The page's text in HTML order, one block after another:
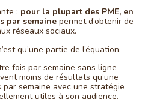
: pour la plupart des PME, en
par semaine permet d’obtenir de
réseaux sociaux.
qu’une partie de l’équation.
fois par semaine sans ligne
moins de résultats qu’une
semaine avec une stratégie
utiles à son audience.